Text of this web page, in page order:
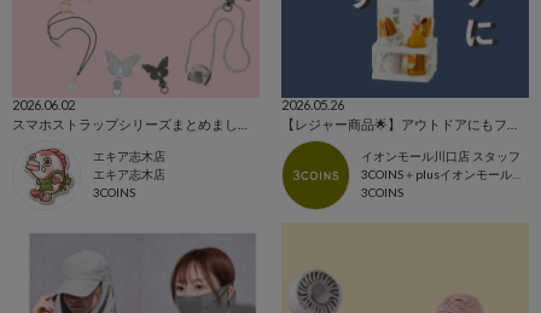
2026.06.02
エキア志木店
エキア志木店
3COINS
2026.05.26
イオンモール川口店 スタッフ
3COINS